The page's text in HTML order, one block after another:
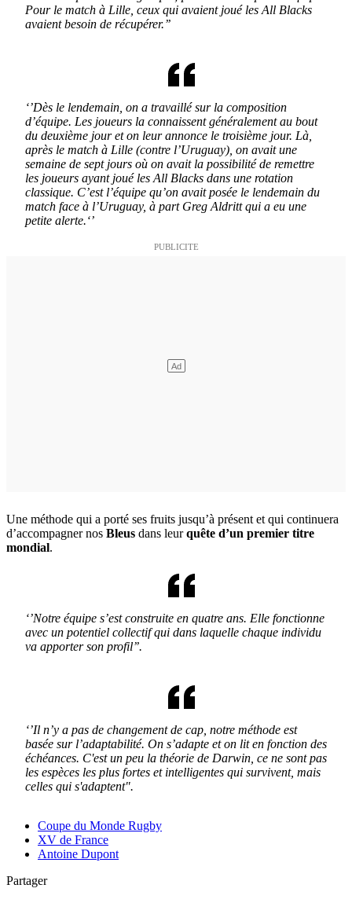
Pour le match à Lille, ceux qui avaient joué les All Blacks
avaient besoin de récupérer.’’
‘’Dès le lendemain, on a travaillé sur la composition
d’équipe. Les joueurs la connaissent généralement au bout
du deuxième jour et on leur annonce le troisième jour. Là,
après le match à Lille (contre l’Uruguay), on avait une
semaine de sept jours où on avait la possibilité de remettre
les joueurs ayant joué les All Blacks dans une rotation
classique. C’est l’équipe qu’on avait posée le lendemain du
match face à l’Uruguay, à part Greg Aldritt qui a eu une
petite alerte.‘’
Une méthode qui a porté ses fruits jusqu’à présent et qui continuera
d’accompagner nos Bleus dans leurquête d’un premier titre
mondial.
‘’Notre équipe s’est construite en quatre ans. Elle fonctionne
avec un potentiel collectif qui dans laquelle chaque individu
va apporter son profil’’.
‘’Il n’y a pas de changement de cap, notre méthode est
basée sur l’adaptabilité. On s’adapte et on lit en fonction des
échéances. C'est un peu la théorie de Darwin, ce ne sont pas
les espèces les plus fortes et intelligentes qui survivent, mais
celles qui s'adaptent".
Coupe du Monde Rugby
XV de France
Antoine Dupont
Partager